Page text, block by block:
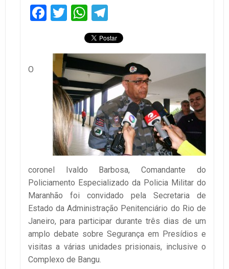
Facebook
TwitterWhatsApp
O
coronel Ivaldo Barbosa, Comandante do
Policiamento Especializado da Policia Militar do
Maranhão foi convidado pela Secretaria de
Estado da Administração Penitenciário do Rio de
Janeiro, para participar durante três dias de um
amplo debate sobre Segurança em Presídios e
visitas a várias unidades prisionais, inclusive o
Complexo de Bangu.